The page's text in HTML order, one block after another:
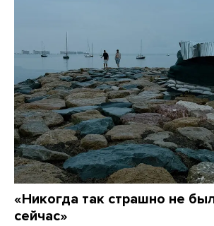
«Никогда так страшно не
сейчас»